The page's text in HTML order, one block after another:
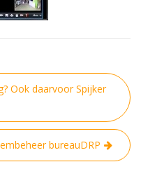
Ook daarvoor Spijker
bureauDRP